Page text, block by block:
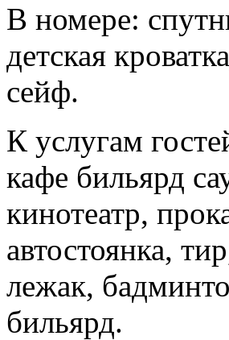
В номере:
детская
сейф.
К услугам
кафе бильярд
кинотеатр,
автостоянка,
лежак,
бильярд.